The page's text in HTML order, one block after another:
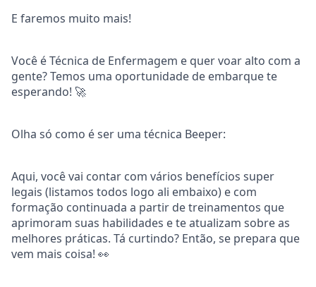
E faremos muito mais!
Você é Técnica de Enfermagem e quer voar alto com a
gente? Temos uma oportunidade de embarque te
esperando! 🚀
Olha só como é ser uma técnica Beeper:
Aqui, você vai contar com vários benefícios super
legais (listamos todos logo ali embaixo) e com
formação continuada a partir de treinamentos que
aprimoram suas habilidades e te atualizam sobre as
melhores práticas. Tá curtindo? Então, se prepara que
vem mais coisa! 👀